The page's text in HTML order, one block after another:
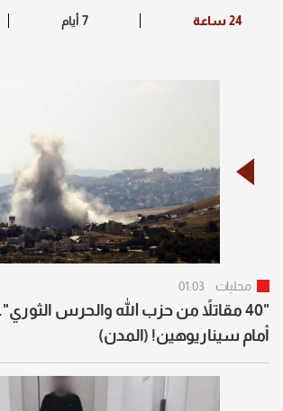
محليات 01:03
"40 مقاتلاً من حزب الله والحرس
أمام سيناريوهين! (المدن)